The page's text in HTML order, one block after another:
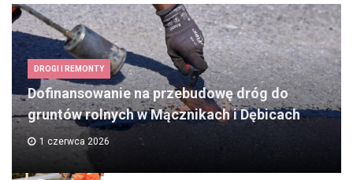
DROGI I REMONTY
Dofinansowanie na przebudowę dróg do
gruntów rolnych w Mącznikach i Dębicach
1 czerwca 2026